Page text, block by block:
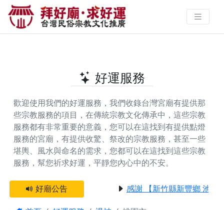
桃園市提供退神的好廟 | 拜好廟‧求
好運 找到與您有緣的信仰
好運服務
歡迎使用我們的好運服務，我們收錄台灣宮廟有提供那
些宗教服務的項目，在傳統宗教文化傳承中，這些宗教
服務都有非常重要的意義，您可以在這找到有提供點燈
服務的宮廟，有提供收驚、祭改的宗教服務，甚至一些
堪輿、風水與命名的需求，您都可以在這找到這些宗教
服務，幫您祈求好運，平靜您內心中的不安。
好廟公告 感謝 【新竹縣新豐鄉 池和